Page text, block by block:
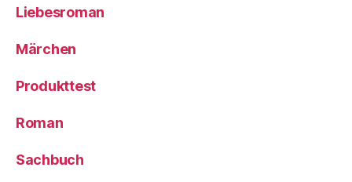
Liebesroman
Märchen
Produkttest
Roman
Sachbuch